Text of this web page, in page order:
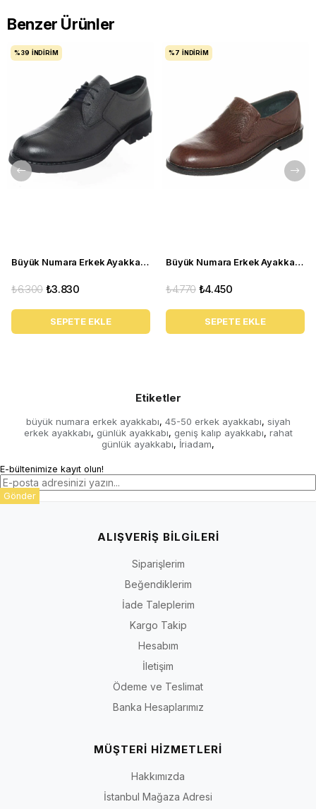
Benzer Ürünler
Büyük Numara Erkek Ayakkabı S946 Siyah Deri
₺3.830
₺6.300
SEPETE EKLE
%39 İNDIRIM
Büyük Numara Erkek Ayakkabı CS941 Kahve
₺4.450
₺4.770
SEPETE EKLE
%7 İNDIRIM
Etiketler
büyük numara erkek ayakkabı, 45-50 erkek ayakkabı, siyah
erkek ayakkabı, günlük ayakkabı, geniş kalıp ayakkabı, rahat
günlük ayakkabı, İriadam,
E-bültenimize kayıt olun!
Gönder
ALIŞVERİŞ BİLGİLERİ
Siparişlerim
Beğendiklerim
İade Taleplerim
Kargo Takip
Hesabım
İletişim
Ödeme ve Teslimat
Banka Hesaplarımız
MÜŞTERİ HİZMETLERİ
Hakkımızda
İstanbul Mağaza Adresi